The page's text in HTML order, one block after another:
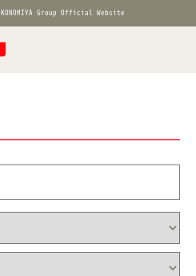
KONOMIYA Group Official Website